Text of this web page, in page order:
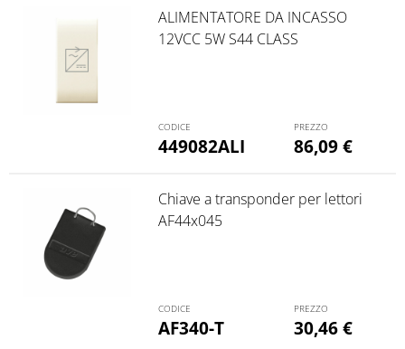
449082ALI
ALIMENTATORE DA INCASSO
12VCC 5W S44 CLASS
86,09€
AF340-T
Chiave a transponder per lettori
AF44x045
30,46€